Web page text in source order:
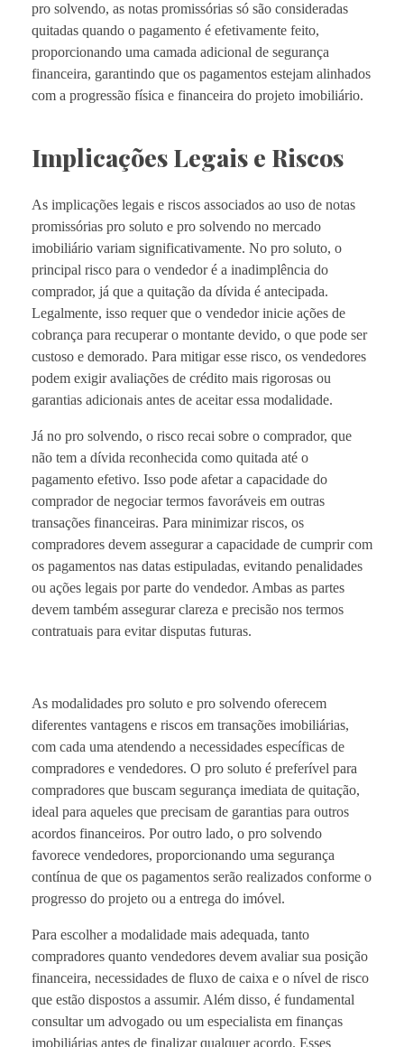
pro solvendo, as notas promissórias só são consideradas
quitadas quando o pagamento é efetivamente feito,
proporcionando uma camada adicional de segurança
financeira, garantindo que os pagamentos estejam alinhados
com a progressão física e financeira do projeto imobiliário.
Implicações Legais e Riscos
As implicações legais e riscos associados ao uso de notas
promissórias pro soluto e pro solvendo no mercado
imobiliário variam significativamente. No pro soluto, o
principal risco para o vendedor é a inadimplência do
comprador, já que a quitação da dívida é antecipada.
Legalmente, isso requer que o vendedor inicie ações de
cobrança para recuperar o montante devido, o que pode ser
custoso e demorado. Para mitigar esse risco, os vendedores
podem exigir avaliações de crédito mais rigorosas ou
garantias adicionais antes de aceitar essa modalidade.
Já no pro solvendo, o risco recai sobre o comprador, que
não tem a dívida reconhecida como quitada até o
pagamento efetivo. Isso pode afetar a capacidade do
comprador de negociar termos favoráveis em outras
transações financeiras. Para minimizar riscos, os
compradores devem assegurar a capacidade de cumprir com
os pagamentos nas datas estipuladas, evitando penalidades
ou ações legais por parte do vendedor. Ambas as partes
devem também assegurar clareza e precisão nos termos
contratuais para evitar disputas futuras.
As modalidades pro soluto e pro solvendo oferecem
diferentes vantagens e riscos em transações imobiliárias,
com cada uma atendendo a necessidades específicas de
compradores e vendedores. O pro soluto é preferível para
compradores que buscam segurança imediata de quitação,
ideal para aqueles que precisam de garantias para outros
acordos financeiros. Por outro lado, o pro solvendo
favorece vendedores, proporcionando uma segurança
contínua de que os pagamentos serão realizados conforme o
progresso do projeto ou a entrega do imóvel.
Para escolher a modalidade mais adequada, tanto
compradores quanto vendedores devem avaliar sua posição
financeira, necessidades de fluxo de caixa e o nível de risco
que estão dispostos a assumir. Além disso, é fundamental
consultar um advogado ou um especialista em finanças
imobiliárias antes de finalizar qualquer acordo. Esses